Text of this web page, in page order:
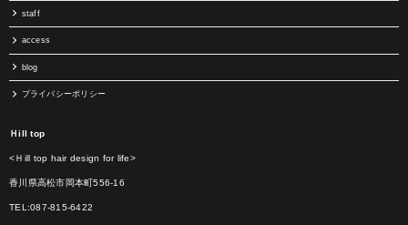
staff
access
blog
プライバシーポリシー
Ｈill top
<Ｈill top hair design for life>
香川県高松市岡本町556-16
TEL:087-815-6422